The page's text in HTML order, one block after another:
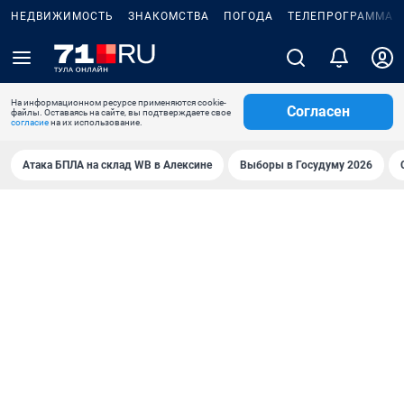
НЕДВИЖИМОСТЬ ЗНАКОМСТВА ПОГОДА ТЕЛЕПРОГРАММА
На информационном ресурсе применяются cookie-
файлы. Оставаясь на сайте, вы подтверждаете свое
согласиена их использование.
Согласен
Атака БПЛА на склад WB в Алексине Выборы в Госудуму 2026